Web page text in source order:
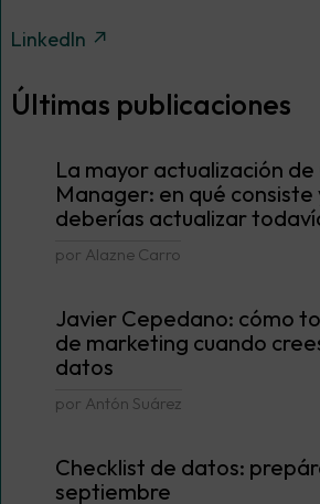
LinkedIn ↗
Últimas publicaciones
La mayor actualización
Manager: en qué consiste
deberías actualizar
por Alazne Carro
Javier Cepedano: cómo
de marketing cuando
datos
por Antón Suárez
Checklist de datos:
septiembre